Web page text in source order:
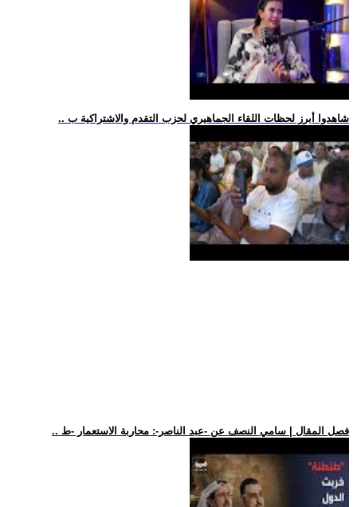
.. شاهدوا أبرز لحظات اللقاء الجماهيري لحزب التقدم والاشتراكية ب
.. فصل المقال | سامي النصف عن -عبد الناصر-: محاربة الاستعمار -ط